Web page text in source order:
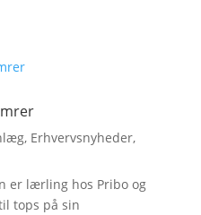
, Erhvervsnyheder,
er lærling hos Pribo og
tops på sin